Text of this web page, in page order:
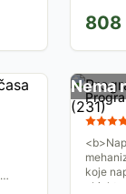
808
Nema
koje
objekta